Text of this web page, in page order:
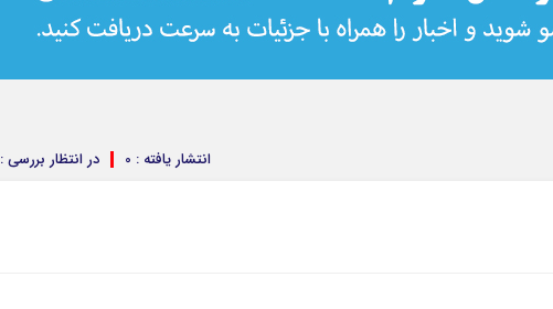
در انتظار بررسی : 0 انتشار یافته : 0